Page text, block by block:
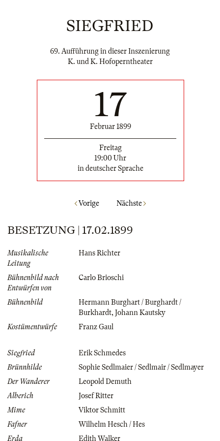
SIEGFRIED
69. Aufführung in dieser Inszenierung
K. und K. Hofoperntheater
17
Februar 1899
Freitag
19:00 Uhr
in deutscher Sprache
Vorige Nächste
BESETZUNG | 17.02.1899
Musikalische
Leitung
Hans Richter
Bühnenbild nach
Entwürfen von
Carlo Brioschi
Bühnenbild
Hermann Burghart / Burghardt /
Burkhardt,Johann Kautsky
Kostümentwürfe
Franz Gaul
Siegfried
Erik Schmedes
Brünnhilde
Sophie Sedlmaier / Sedlmair / Sedlmayer
Der Wanderer
Leopold Demuth
Alberich
Josef Ritter
Mime
Viktor Schmitt
Fafner
Wilhelm Hesch / Hes
Erda
Edith Walker